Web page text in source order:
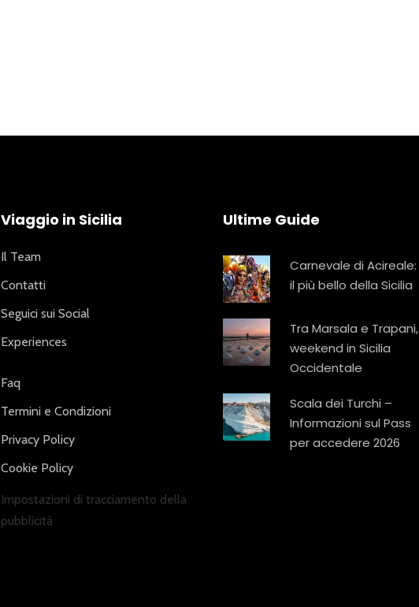
Viaggio in Sicilia
Il Team
Contatti
Seguici sui Social
Experiences
Faq
Termini e Condizioni
Privacy Policy
Cookie Policy
Impostazioni di tracciamento della
pubblicità
Ultime Guide
Carnevale di Acireale:
il più bello della Sicilia
Tra Marsala e Trapani,
weekend in Sicilia
Occidentale
Scala dei Turchi –
Informazioni sul Pass
per accedere 2026